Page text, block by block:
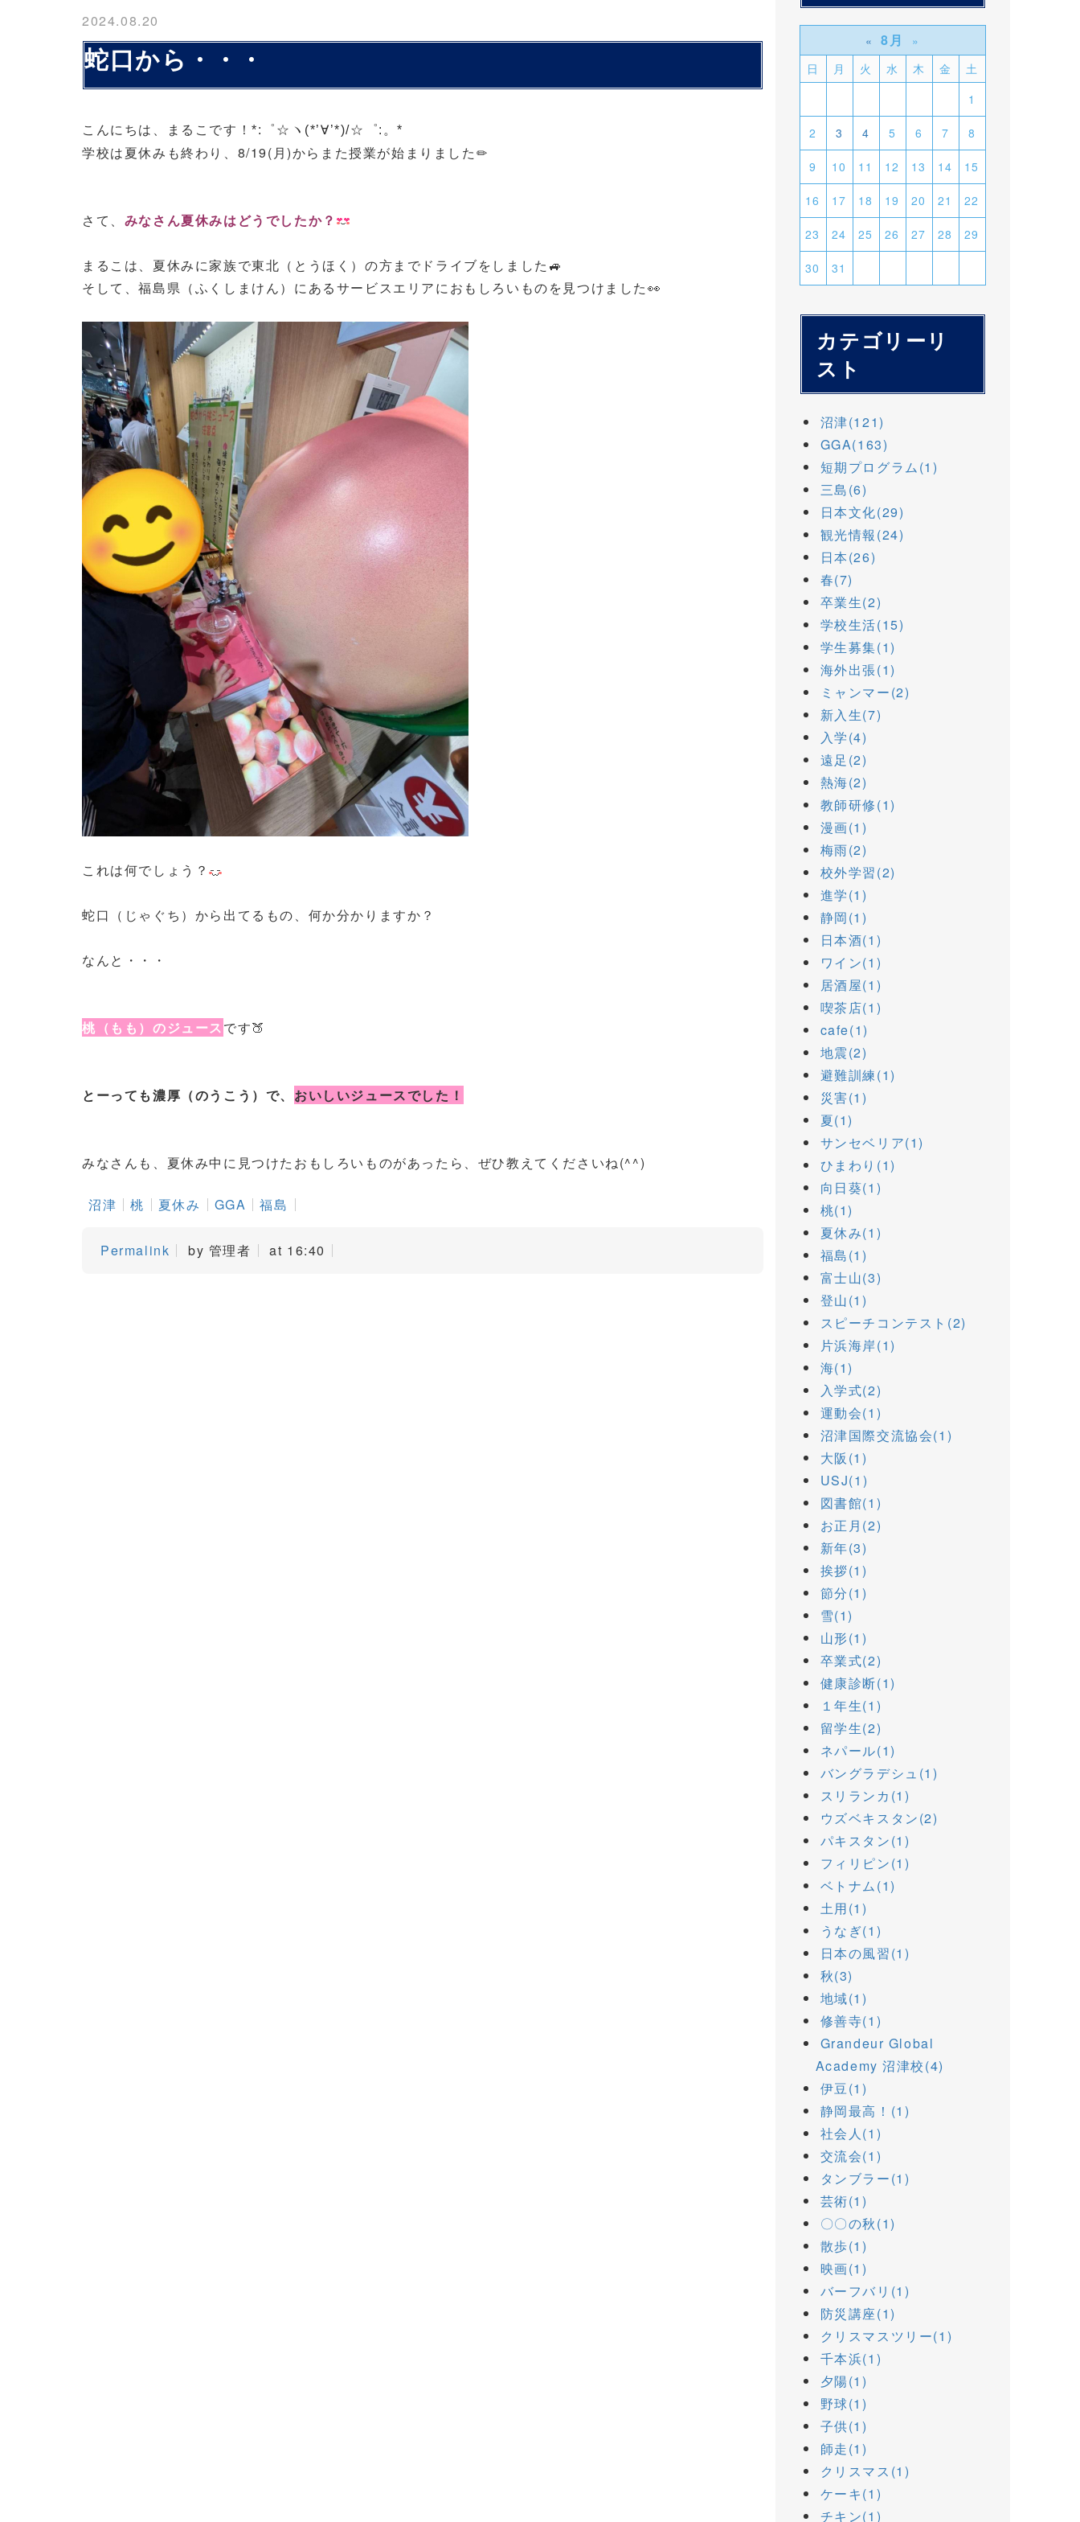
2024.08.20
蛇口から・・・
こんにちは、まるこです！*:゜☆ヽ(*’∀’*)/☆゜:。*
学校は夏休みも終わり、8/19(月)からまた授業が始まりました✏
さて、 みなさん夏休みはどうでしたか？
まるこは、夏休みに家族で東北（とうほく）の方までドライブをしました🚙
そして、福島県（ふくしまけん）にあるサービスエリアにおもしろいものを見つけました👀
これは何でしょう？
蛇口（じゃぐち）から出てるもの、何か分かりますか？
なんと・・・
桃（もも）のジュースです🍑
とーっても濃厚（のうこう）で、 おいしいジュースでした！
みなさんも、夏休み中に見つけたおもしろいものがあったら、ぜひ教えてくださいね(^^)
沼津 桃 夏休み GGA 福島
Permalink by 管理者 at 16:40
« 8月
»
日
月 火 水 木 金
土
1
2 3 4 5 6 7 8
9 10 11 12 13 14 15
16 17 18 19 20 21 22
23 24 25 26 27 28 29
30 31
カテゴリーリ
スト
沼津(121)
GGA(163)
短期プログラム(1)
三島(6)
日本文化(29)
観光情報(24)
日本(26)
春(7)
卒業生(2)
学校生活(15)
学生募集(1)
海外出張(1)
ミャンマー(2)
新入生(7)
入学(4)
遠足(2)
熱海(2)
教師研修(1)
漫画(1)
梅雨(2)
校外学習(2)
進学(1)
静岡(1)
日本酒(1)
ワイン(1)
居酒屋(1)
喫茶店(1)
cafe(1)
地震(2)
避難訓練(1)
災害(1)
夏(1)
サンセベリア(1)
ひまわり(1)
向日葵(1)
桃(1)
夏休み(1)
福島(1)
富士山(3)
登山(1)
スピーチコンテスト(2)
片浜海岸(1)
海(1)
入学式(2)
運動会(1)
沼津国際交流協会(1)
大阪(1)
USJ(1)
図書館(1)
お正月(2)
新年(3)
挨拶(1)
節分(1)
雪(1)
山形(1)
卒業式(2)
健康診断(1)
１年生(1)
留学生(2)
ネパール(1)
バングラデシュ(1)
スリランカ(1)
ウズベキスタン(2)
パキスタン(1)
フィリピン(1)
ベトナム(1)
土用(1)
うなぎ(1)
日本の風習(1)
秋(3)
地域(1)
修善寺(1)
Grandeur Global
Academy 沼津校(4)
伊豆(1)
静岡最高！(1)
社会人(1)
交流会(1)
タンブラー(1)
芸術(1)
〇〇の秋(1)
散歩(1)
映画(1)
バーフバリ(1)
防災講座(1)
クリスマスツリー(1)
千本浜(1)
夕陽(1)
野球(1)
子供(1)
師走(1)
クリスマス(1)
ケーキ(1)
チキン(1)